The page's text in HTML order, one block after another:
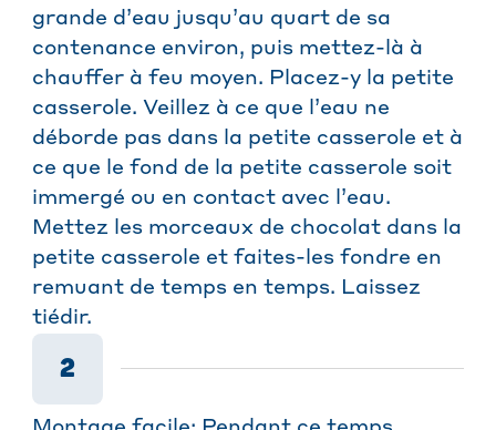
grande d’eau jusqu’au quart de sa
contenance environ, puis mettez-là à
chauffer à feu moyen. Placez-y la petite
casserole. Veillez à ce que l’eau ne
déborde pas dans la petite casserole et à
ce que le fond de la petite casserole soit
immergé ou en contact avec l’eau.
Mettez les morceaux de chocolat dans la
petite casserole et faites-les fondre en
remuant de temps en temps. Laissez
tiédir.
2